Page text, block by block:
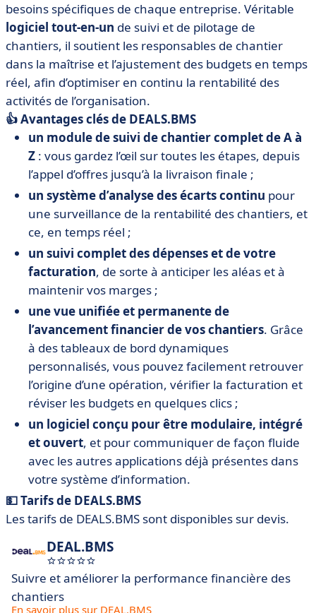
besoins spécifiques de chaque entreprise. Véritable
logiciel tout-en-un de suivi et de pilotage de
chantiers, il soutient les responsables de chantier
dans la maîtrise et l’ajustement des budgets en temps
réel, afin d’optimiser en continu la rentabilité des
activités de l’organisation.
👍 Avantages clés de DEALS.BMS
un module de suivi de chantier complet de A à
Z : vous gardez l’œil sur toutes les étapes, depuis
l’appel d’offres jusqu’à la livraison finale ;
un système d’analyse des écarts continu pour
une surveillance de la rentabilité des chantiers, et
ce, en temps réel ;
un suivi complet des dépenses et de votre
facturation, de sorte à anticiper les aléas et à
maintenir vos marges ;
une vue unifiée et permanente de
l’avancement financier de vos chantiers. Grâce
à des tableaux de bord dynamiques
personnalisés, vous pouvez facilement retrouver
l’origine d’une opération, vérifier la facturation et
réviser les budgets en quelques clics ;
un logiciel conçu pour être modulaire, intégré
et ouvert, et pour communiquer de façon fluide
avec les autres applications déjà présentes dans
votre système d’information.
💵 Tarifs de DEALS.BMS
Les tarifs de DEALS.BMS sont disponibles sur devis.
DEAL.BMS
Suivre et améliorer la performance financière des
chantiers
En savoir plus sur DEAL.BMS